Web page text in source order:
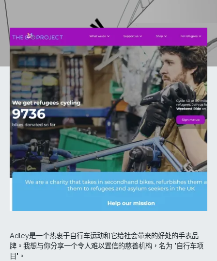
Adley是一个热衷于自行车运动和它给社会带来的好处的手表品
牌。我想与你分享一个令人难以置信的慈善机构，名为 "自行车项
目"。